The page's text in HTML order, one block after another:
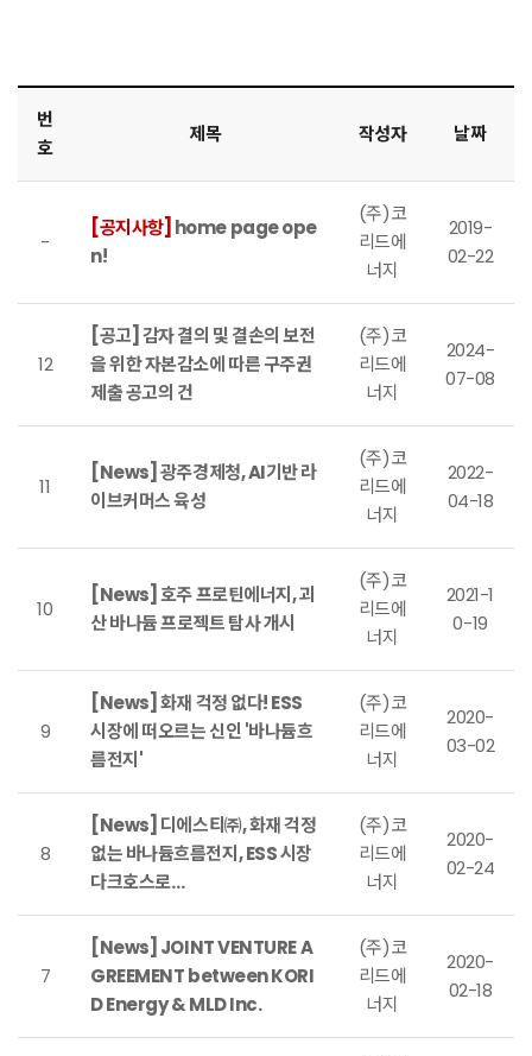
번
호
제목 작성자 날짜
-
[공지사항] home page ope
n!
(주)코
리드에
너지
2019-
02-22
12
[공고] 감자 결의 및 결손의 보전
을 위한 자본감소에 따른 구주권
제출 공고의 건
(주)코
리드에
너지
2024-
07-08
11
[News] 광주경제청, AI기반 라
이브커머스 육성
(주)코
리드에
너지
2022-
04-18
10
[News] 호주 프로틴에너지, 괴
산 바나듐 프로젝트 탐사 개시
(주)코
리드에
너지
2021-1
0-19
9
[News] 화재 걱정 없다! ESS
시장에 떠오르는 신인 '바나듐흐
름전지'
(주)코
리드에
너지
2020-
03-02
8
[News] 디에스티㈜, 화재 걱정
없는 바나듐흐름전지, ESS 시장
다크호스로…
(주)코
리드에
너지
2020-
02-24
7
[News] JOINT VENTURE A
GREEMENT between KORI
D Energy & MLD Inc.
(주)코
리드에
너지
2020-
02-18